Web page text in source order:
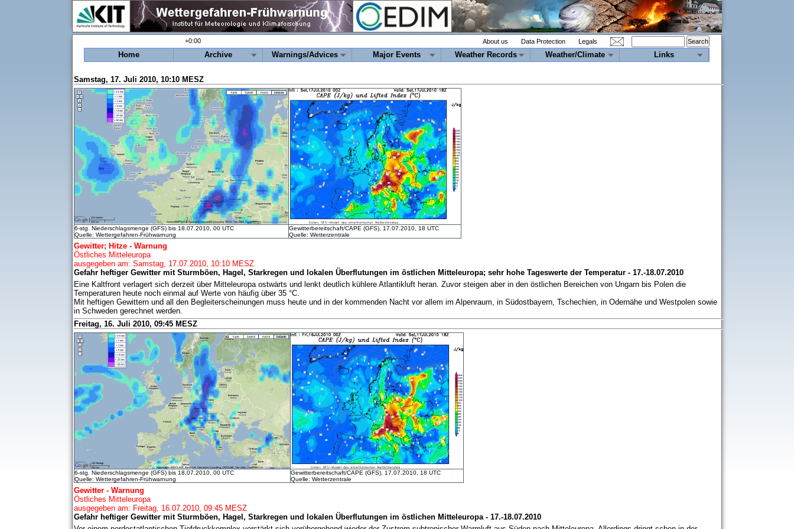
+0:00 Legals
Data Protection
About us
Home Archive Warnings/Advices Major Events Weather Records Weather/Climate Links
Samstag, 17. Juli 2010, 10:10 MESZ
6-stg. Niederschlagsmenge (GFS) bis 18.07.2010, 00 UTC
Quelle: Wettergefahren-Frühwarnung
Gewitterbereitschaft/CAPE (GFS), 17.07.2010, 18 UTC
Quelle: Wetterzentrale
Gewitter; Hitze - Warnung
Östliches Mitteleuropa
ausgegeben am: Samstag, 17.07.2010, 10:10 MESZ
Gefahr heftiger Gewitter mit Sturmböen, Hagel, Starkregen und lokalen Überflutungen im östlichen Mitteleuropa; sehr hohe Tageswerte der Temperatur - 17.-18.07.2010
Eine Kaltfront verlagert sich derzeit über Mitteleuropa ostwärts und lenkt deutlich kühlere Atlantikluft heran. Zuvor steigen aber in den östlichen Bereichen von Ungarn bis Polen die
Temperaturen heute noch einmal auf Werte von häufig über 35 °C.
Mit heftigen Gewittern und all den Begleiterscheinungen muss heute und in der kommenden Nacht vor allem im Alpenraum, in Südostbayern, Tschechien, in Odernähe und Westpolen sowie
in Schweden gerechnet werden.
Freitag, 16. Juli 2010, 09:45 MESZ
6-stg. Niederschlagsmenge (GFS) bis 18.07.2010, 00 UTC
Quelle: Wettergefahren-Frühwarnung
Gewitterbereitschaft/CAPE (GFS), 17.07.2010, 18 UTC
Quelle: Wetterzentrale
Gewitter - Warnung
Östliches Mitteleuropa
ausgegeben am: Freitag, 16.07.2010, 09:45 MESZ
Gefahr heftiger Gewitter mit Sturmböen, Hagel, Starkregen und lokalen Überflutungen im östlichen Mitteleuropa - 17.-18.07.2010